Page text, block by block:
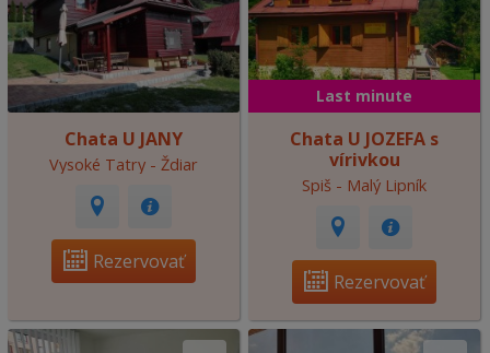
Chata U JANY
Vysoké Tatry - Ždiar
Rezervovať
Last minute
Chata U JOZEFA s
vírivkou
Spiš - Malý Lipník
Rezervovať